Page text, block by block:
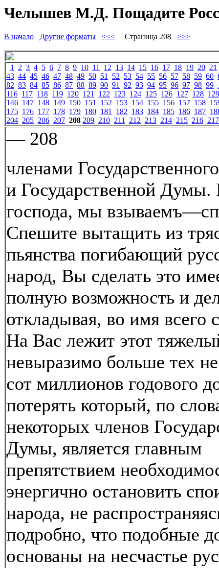
Челышев М.Д. Пощадите
В начало Другие форматы <<< Страница 208 >>>
1 2 3 4 5 6 7 8 9 10 11 12 13 14 15 16 17 18 19 20 21
43 44 45 46 47 48 49 50 51 52 53 54 55 56 57 58 59 60
82 83 84 85 86 87 88 89 90 91 92 93 94 95 96 97 98 99
116 117 118 119 120 121 122 123 124 125 126 127 128 129
146 147 148 149 150 151 152 153 154 155 156 157 158
175 176 177 178 179 180 181 182 183 184 185 186 187
204 205 206 207 208 209 210 211 212 213 214 215 216 217
— 208
членами
и Государственной
господа, мы
Спешите вытащить из
пьянства погибающий
народ, Вы сделать это
полную возможность и
откладывая, во имя всего
На Вас лежит этот
невыразимо больше тех
сот миллионов годового
потерять который, по
некоторых членов
Думы, является главным
препятствием
энергично остановить
народа, не
подробно, что подобные
основаны на несчастье